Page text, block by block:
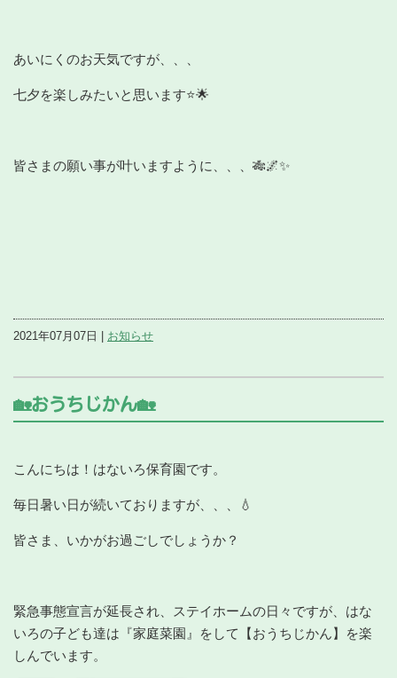
あいにくのお天気ですが、、、
七夕を楽しみたいと思います⭐🌟
皆さまの願い事が叶いますように、、、🎋🌌✨
2021年07月07日 | お知らせ
🏡おうちじかん🏡
こんにちは！はないろ保育園です。
毎日暑い日が続いておりますが、、、💧
皆さま、いかがお過ごしでしょうか？
緊急事態宣言が延長され、ステイホームの日々ですが、はな
いろの子ども達は『家庭菜園』をして【おうちじかん】を楽
しんでいます。